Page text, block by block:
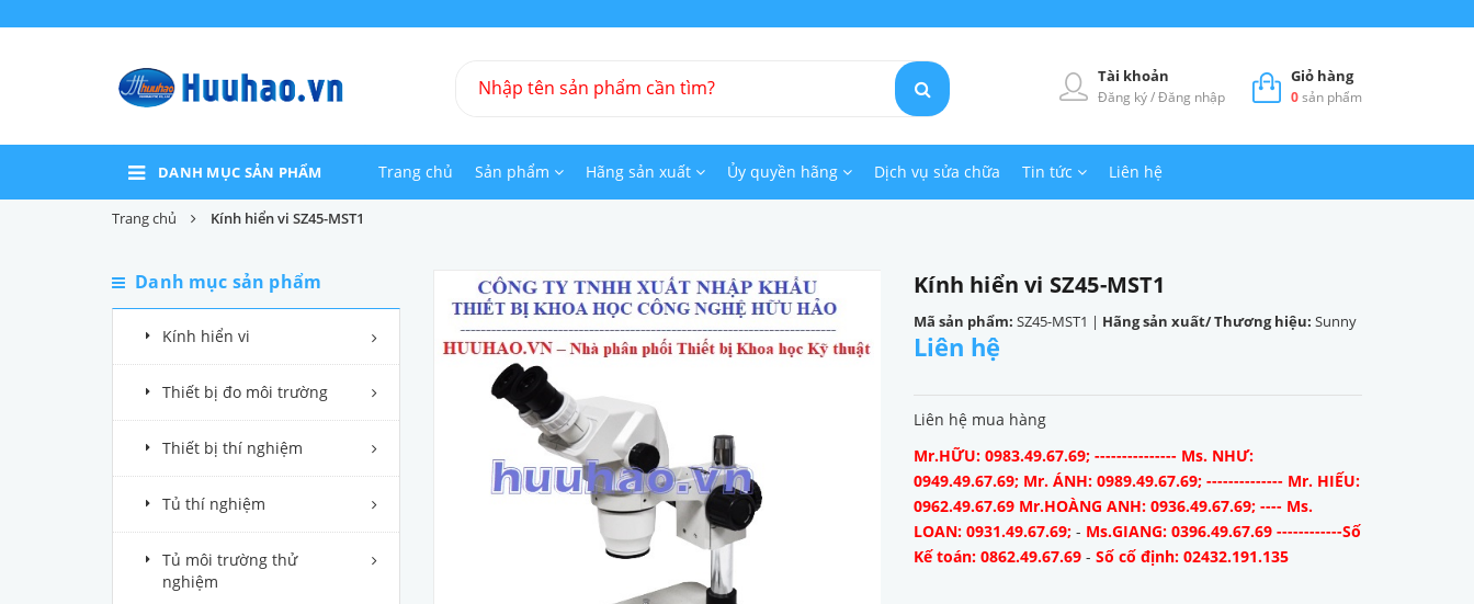
Giỏ hàng
0sản phẩm
Tài khoản
Đăng ký/Đăng nhập
DANH MỤC SẢN PHẨM Trang chủ Sản phẩm Hãng sản xuất Ủy quyền hãng Dịch vụ sửa chữa Tin tức Liên hệ
Trang chủ Kính hiển vi SZ45-MST1
Danh mục sản phẩm
Kính hiển vi
Thiết bị đo môi trường
Thiết bị thí nghiệm
Tủ thí nghiệm
Tủ môi trường thử
nghiệm
Kính hiển vi SZ45-MST1
Mã sản phẩm:SZ45-MST1 | Hãng sản xuất/ Thương hiệu:Sunny
Liên hệ
Liên hệ mua hàng
Mr.HỮU: 0983.49.67.69; --------------- Ms. NHƯ:
0949.49.67.69; Mr. ÁNH: 0989.49.67.69; -------------- Mr. HIẾU:
0962.49.67.69 Mr.HOÀNG ANH: 0936.49.67.69; ---- Ms.
LOAN: 0931.49.67.69; - Ms.GIANG: 0396.49.67.69 ------------Số
Kế toán: 0862.49.67.69 -Số cố định: 02432.191.135